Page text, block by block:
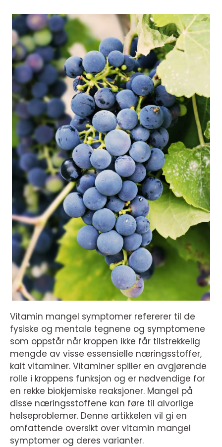
Vitamin mangel symptomer refererer til de
fysiske og mentale tegnene og symptomene
som oppstår når kroppen ikke får tilstrekkelig
mengde av visse essensielle næringsstoffer,
kalt vitaminer. Vitaminer spiller en avgjørende
rolle i kroppens funksjon og er nødvendige for
en rekke biokjemiske reaksjoner. Mangel på
disse næringsstoffene kan føre til alvorlige
helseproblemer. Denne artikkelen vil gi en
omfattende oversikt over vitamin mangel
symptomer og deres varianter.